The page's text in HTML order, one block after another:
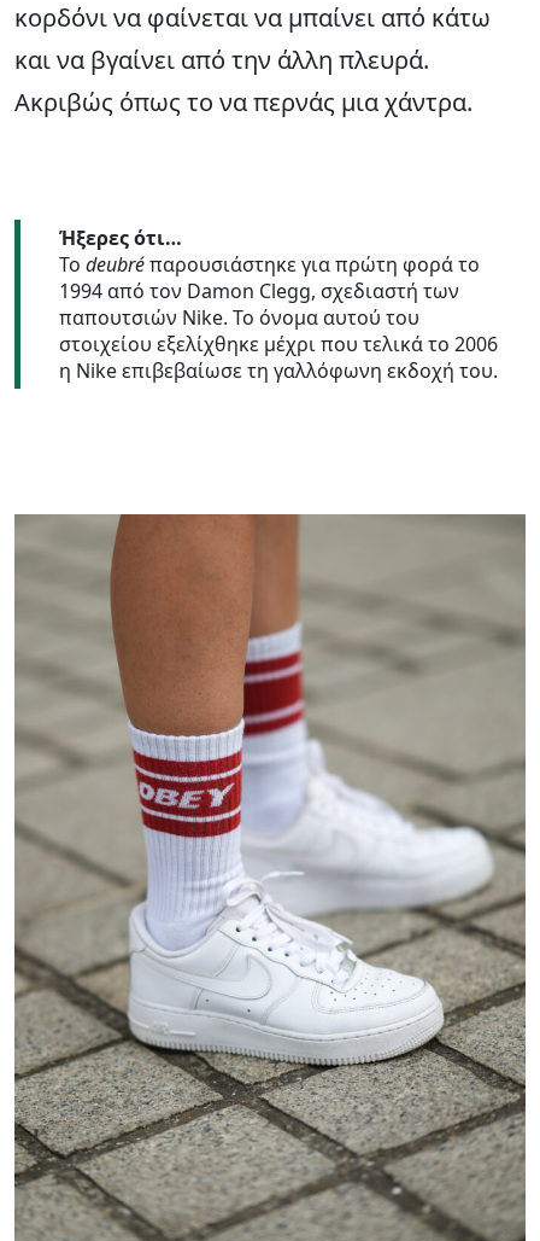
κορδόνι να φαίνεται να μπαίνει από κάτω
και να βγαίνει από την άλλη πλευρά.
Ακριβώς όπως το να περνάς μια χάντρα.
Ήξερες ότι…
Το deubréπαρουσιάστηκε για πρώτη φορά το
1994 από τον Damon Clegg, σχεδιαστή των
παπουτσιών Nike. Το όνομα αυτού του
στοιχείου εξελίχθηκε μέχρι που τελικά το 2006
η Nike επιβεβαίωσε τη γαλλόφωνη εκδοχή του.